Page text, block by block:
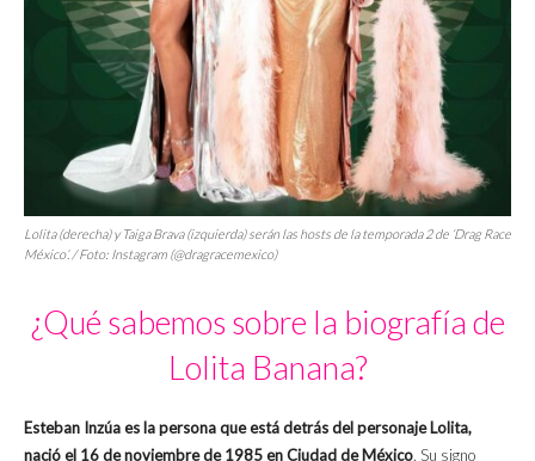
Lolita (derecha) y Taiga Brava (izquierda) serán las hosts de la temporada 2 de ‘Drag Race
México’. / Foto: Instagram (@dragracemexico)
¿Qué sabemos sobre la biografía de
Lolita Banana?
Esteban Inzúa es la persona que está detrás del personaje Lolita,
nació el 16 de noviembre de 1985 en Ciudad de México. Su signo